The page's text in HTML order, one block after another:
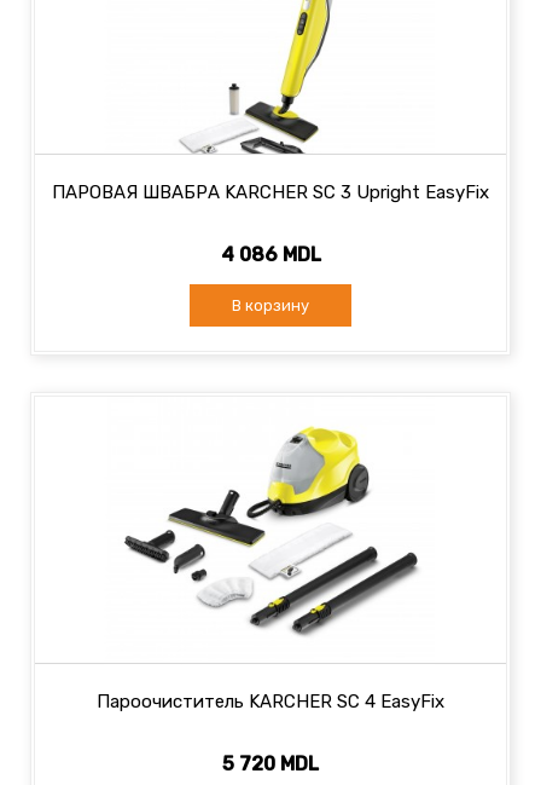
ПАРОВАЯ ШВАБРА KARCHER SC 3 Upright EasyFix
4 086 MDL
В корзину
Пароочиститель KARCHER SC 4 EasyFix
5 720 MDL